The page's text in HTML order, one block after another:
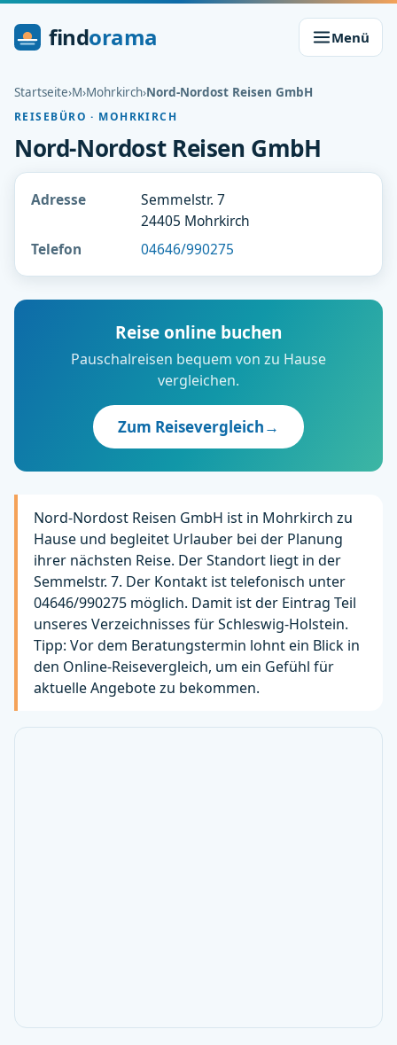
findorama Menü
Startseite›M›Mohrkirch›Nord-Nordost Reisen GmbH
REISEBÜRO · MOHRKIRCH
Nord-Nordost Reisen GmbH
Adresse
Semmelstr. 7
24405 Mohrkirch
Telefon
04646/990275
Reise online buchen
Pauschalreisen bequem von zu Hause
vergleichen.
Zum Reisevergleich→
Nord-Nordost Reisen GmbH ist in Mohrkirch zu
Hause und begleitet Urlauber bei der Planung
ihrer nächsten Reise. Der Standort liegt in der
Semmelstr. 7. Der Kontakt ist telefonisch unter
04646/990275 möglich. Damit ist der Eintrag Teil
unseres Verzeichnisses für Schleswig-Holstein.
Tipp: Vor dem Beratungstermin lohnt ein Blick in
den Online-Reisevergleich, um ein Gefühl für
aktuelle Angebote zu bekommen.